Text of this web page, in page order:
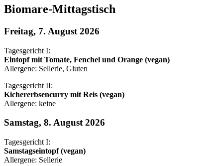
Biomare-Mittagstisch
Freitag, 7. August 2026
Tagesgericht I:
Eintopf mit Tomate, Fenchel und Orange (vegan)
Allergene: Sellerie, Gluten
Tagesgericht II:
Kichererbsencurry mit Reis (vegan)
Allergene: keine
Samstag, 8. August 2026
Tagesgericht I:
Samstagseintopf (vegan)
Allergene: Sellerie